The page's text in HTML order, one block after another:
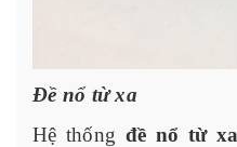
Đề nổ từ xa
Hệ thống đề nổ từ xa